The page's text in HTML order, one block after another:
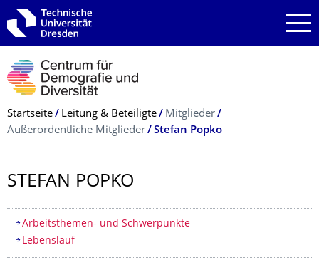
Zur Hauptnavigation springen
Zur Suche springen
Zum Inhalt springen
Breadcrumb-Menü
Startseite Leitung & Beteiligte
Mitglieder
Außerordentliche Mitglieder
Stefan Popko
STEFAN POPKO
Inhaltsverzeichnis
Arbeitsthemen- und Schwerpunkte
Lebenslauf